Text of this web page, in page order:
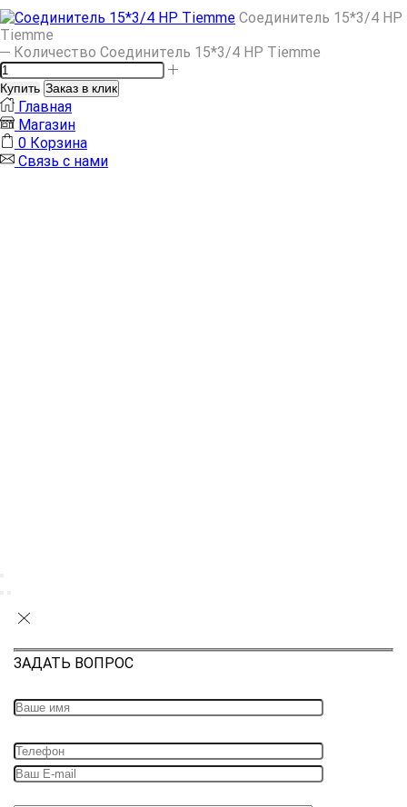
Соединитель 15*3/4 НР
Tiemme
Количество Соединитель 15*3/4 НР Tiemme
Купить Заказ в клик
Главная
Магазин
0 Корзина
Связь с нами
ЗАДАТЬ ВОПРОС